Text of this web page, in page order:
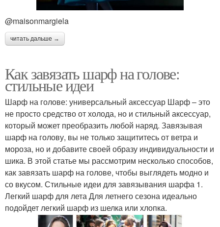
@maisonmargiela
читать дальше →
Как завязать шарф на голове:
стильные идеи
Шарф на голове: универсальный аксессуар Шарф – это
не просто средство от холода, но и стильный аксессуар,
который может преобразить любой наряд. Завязывая
шарф на голову, вы не только защититесь от ветра и
мороза, но и добавите своей образу индивидуальности и
шика. В этой статье мы рассмотрим несколько способов,
как завязать шарф на голове, чтобы выглядеть модно и
со вкусом. Стильные идеи для завязывания шарфа 1.
Легкий шарф для лета Для летнего сезона идеально
подойдет легкий шарф из шелка или хлопка.